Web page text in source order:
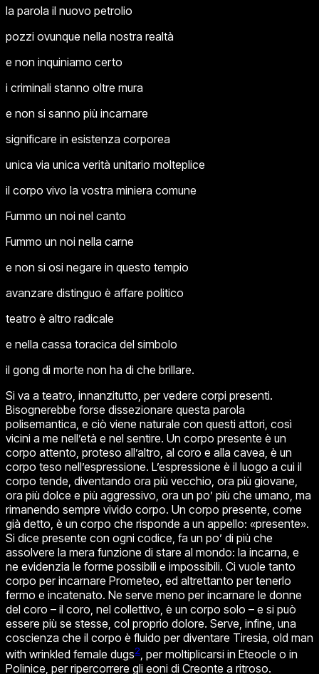
la parola il nuovo petrolio
pozzi ovunque nella nostra realtà
e non inquiniamo certo
i criminali stanno oltre mura
e non si sanno più incarnare
significare in esistenza corporea
unica via unica verità unitario molteplice
il corpo vivo la vostra miniera comune
Fummo un noi nel canto
Fummo un noi nella carne
e non si osi negare in questo tempio
avanzare distinguo è affare politico
teatro è altro radicale
e nella cassa toracica del simbolo
il gong di morte non ha di che brillare.
Si va a teatro, innanzitutto, per vedere corpi presenti.
Bisognerebbe forse dissezionare questa parola
polisemantica, e ciò viene naturale con questi attori, così
vicini a me nell’età e nel sentire. Un corpo presente è un
corpo attento, proteso all’altro, al coro e alla cavea, è un
corpo teso nell’espressione. L’espressione è il luogo a cui il
corpo tende, diventando ora più vecchio, ora più giovane,
ora più dolce e più aggressivo, ora un po’ più che umano, ma
rimanendo sempre vivido corpo. Un corpo presente, come
già detto, è un corpo che risponde a un appello: «presente».
Si dice presente con ogni codice, fa un po’ di più che
assolvere la mera funzione di stare al mondo: la incarna, e
ne evidenzia le forme possibili e impossibili. Ci vuole tanto
corpo per incarnare Prometeo, ed altrettanto per tenerlo
fermo e incatenato. Ne serve meno per incarnare le donne
del coro – il coro, nel collettivo, è un corpo solo – e si può
essere più se stesse, col proprio dolore. Serve, infine, una
coscienza che il corpo è fluido per diventare Tiresia, old man
with wrinkled female dugs2, per moltiplicarsi in Eteocle o in
Polinice, per ripercorrere gli eoni di Creonte a ritroso.